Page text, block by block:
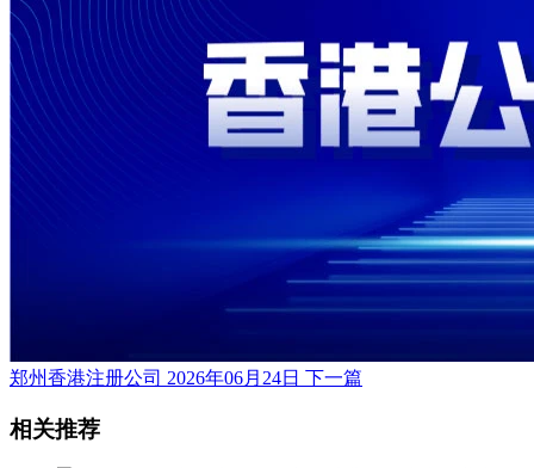
郑州香港注册公司 2026年06月24日 下一篇
相关推荐